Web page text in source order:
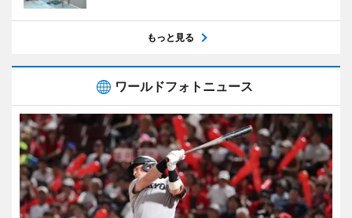
もっと見る
ワールドフォトニュース